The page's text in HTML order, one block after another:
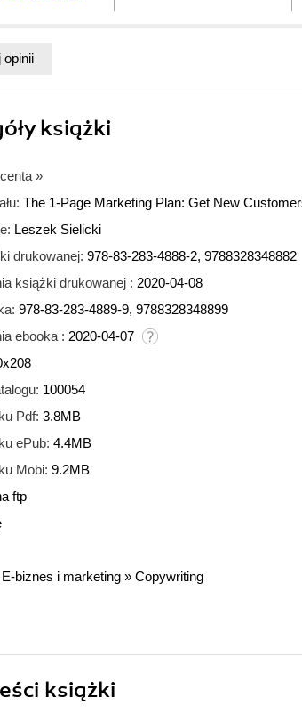
opinii
książki
»
The 1-Page Marketing Plan: Get New
Leszek Sielicki
drukowanej: 978-83-283-4888-2, 9788328348882
książki drukowanej : 2020-04-08
978-83-283-4889-9, 9788328348899
ebooka : 2020-04-07
100054
Pdf: 3.8MB
ePub: 4.4MB
Mobi: 9.2MB
ftp
E-biznes i marketing » Copywriting
książki